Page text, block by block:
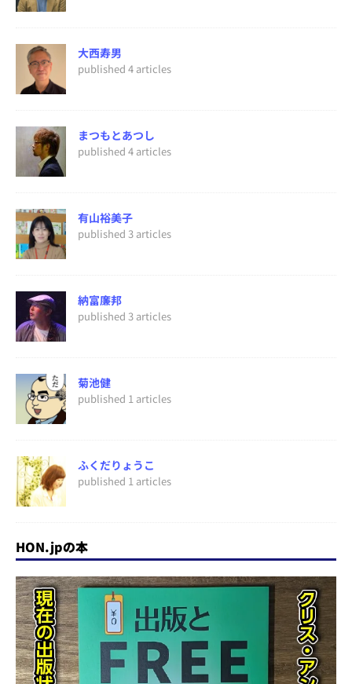
大西寿男
published 4 articles
まつもとあつし
published 4 articles
有山裕美子
published 3 articles
納富廉邦
published 3 articles
菊池健
published 1 articles
ふくだりょうこ
published 1 articles
HON.jpの本